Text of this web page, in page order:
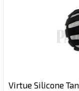
Virtue Silicone